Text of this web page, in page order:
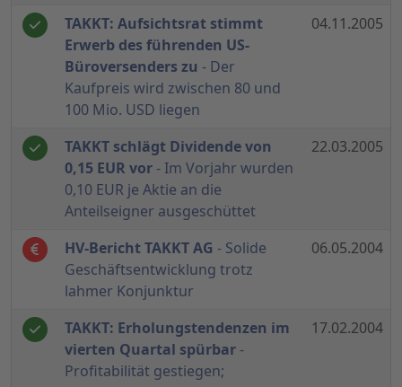
TAKKT: Aufsichtsrat stimmt
Erwerb des führenden US-
Büroversenders zu - Der
Kaufpreis wird zwischen 80 und
100 Mio. USD liegen
04.11.2005
TAKKT schlägt Dividende von
0,15 EUR vor - Im Vorjahr wurden
0,10 EUR je Aktie an die
Anteilseigner ausgeschüttet
22.03.2005
HV-Bericht TAKKT AG - Solide
Geschäftsentwicklung trotz
lahmer Konjunktur
06.05.2004
TAKKT: Erholungstendenzen im
vierten Quartal spürbar -
Profitabilität gestiegen;
17.02.2004